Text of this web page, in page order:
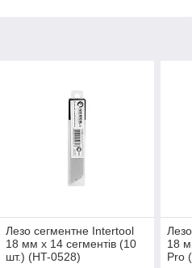
Лезо сегментне Intertool
18 мм x 14 сегментів (10
шт.) (HT-0528)
18
Pro